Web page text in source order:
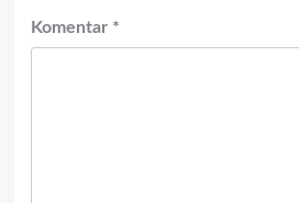
Komentar *